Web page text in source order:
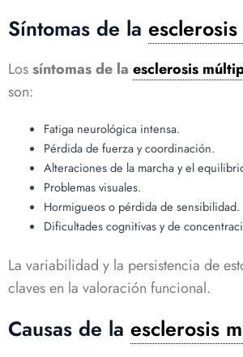
Síntomas de la
Lossíntomas de la esclerosis
son:
Fatiga neurológica intensa.
Pérdida de fuerza y coordinación.
Alteraciones de la marcha y el
Problemas visuales.
Hormigueos o pérdida de sensibilidad.
Dificultades cognitivas y de
La variabilidad y la persistencia de
claves en la valoración funcional.
Causas de la esclerosis